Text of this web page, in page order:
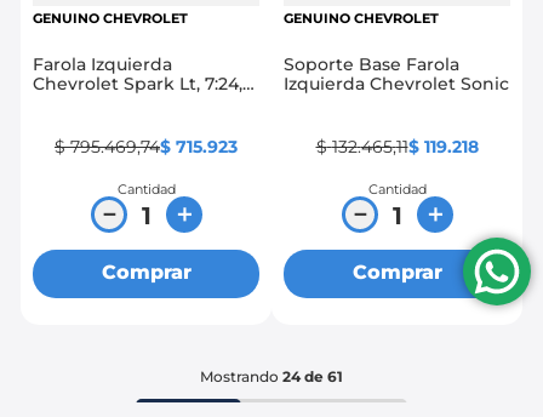
GENUINO CHEVROLET
Farola Izquierda
Chevrolet Spark Lt, 7:24,
$ 795.469,74$ 715.923
Cantidad
＋
－
Comprar
GENUINO CHEVROLET
Soporte Base Farola
Izquierda Chevrolet Sonic
$ 132.465,11$ 119.218
Cantidad
＋
－
Comprar
Mostrando 24 de 61